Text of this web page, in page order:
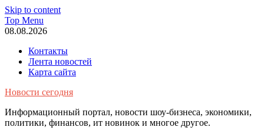
Skip to content
Top Menu
08.08.2026
Контакты
Лента новостей
Карта сайта
Новости сегодня
Информационный портал, новости шоу-бизнеса, экономики,
политики, финансов, ит новинок и многое другое.